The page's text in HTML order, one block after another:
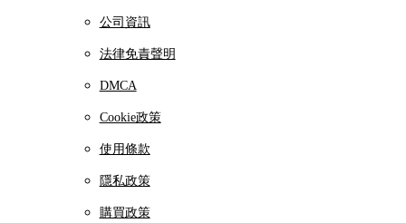
公司資訊
法律免責聲明
DMCA
Cookie政策
使用條款
隱私政策
購買政策